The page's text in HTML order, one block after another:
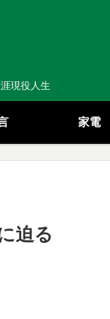
現役人生
家電
迫る